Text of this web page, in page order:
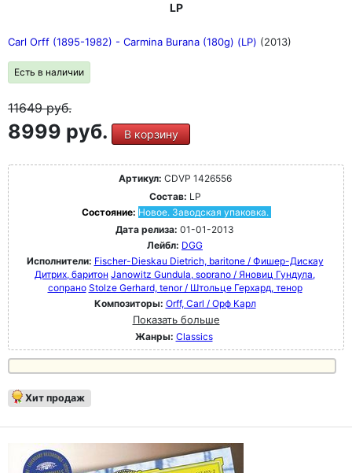
LP
Carl Orff (1895-1982) - Carmina Burana (180g) (LP) (2013)
Есть в наличии
11649руб.
8999 руб. В корзину
Артикул: CDVP 1426556
Состав: LP
Состояние: Новое. Заводская упаковка.
Дата релиза: 01-01-2013
Лейбл: DGG
Исполнители: Fischer-Dieskau Dietrich, baritone / Фишер-Дискау
Дитрих, баритон Janowitz Gundula, soprano / Яновиц Гундула,
сопрано Stolze Gerhard, tenor / Штольце Герхард, тенор
Композиторы: Orff, Carl / Орф Карл
Показать больше
Жанры: Classics
Хит продаж